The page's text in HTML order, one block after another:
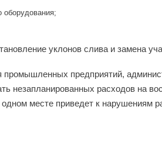
оборудования;
уклонов слива и замена
предприятий,
незапланированных расходов на
месте приведет к